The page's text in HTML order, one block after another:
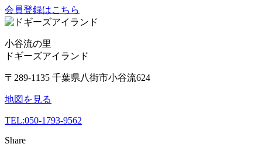
会員登録はこちら
小谷流の里
ドギーズアイランド
〒289-1135 千葉県八街市小谷流624
地図を見る
TEL:050-1793-9562
Share